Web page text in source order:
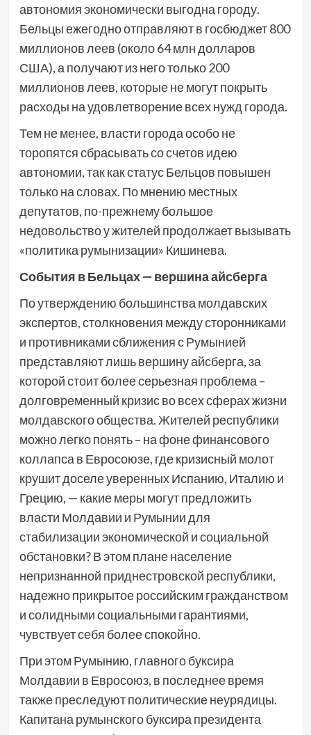
автономия экономически выгодна городу.
Бельцы ежегодно отправляют в госбюджет 800
миллионов леев (около 64 млн долларов
США), а получают из него только 200
миллионов леев, которые не могут покрыть
расходы на удовлетворение всех нужд города.
Тем не менее, власти города особо не
торопятся сбрасывать со счетов идею
автономии, так как статус Бельцов повышен
только на словах. По мнению местных
депутатов, по-прежнему большое
недовольство у жителей продолжает вызывать
«политика румынизации» Кишинева.
События в Бельцах — вершина айсберга
По утверждению большинства молдавских
экспертов, столкновения между сторонниками
и противниками сближения с Румынией
представляют лишь вершину айсберга, за
которой стоит более серьезная проблема –
долговременный кризис во всех сферах жизни
молдавского общества. Жителей республики
можно легко понять – на фоне финансового
коллапса в Евросоюзе, где кризисный молот
крушит доселе уверенных Испанию, Италию и
Грецию, — какие меры могут предложить
власти Молдавии и Румынии для
стабилизации экономической и социальной
обстановки? В этом плане население
непризнанной приднестровской республики,
надежно прикрытое российским гражданством
и солидными социальными гарантиями,
чувствует себя более спокойно.
При этом Румынию, главного буксира
Молдавии в Евросоюз, в последнее время
также преследуют политические неурядицы.
Капитана румынского буксира президента